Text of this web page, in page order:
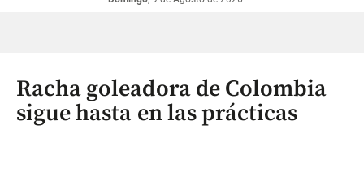
Racha goleadora de Colombia
sigue hasta en las prácticas